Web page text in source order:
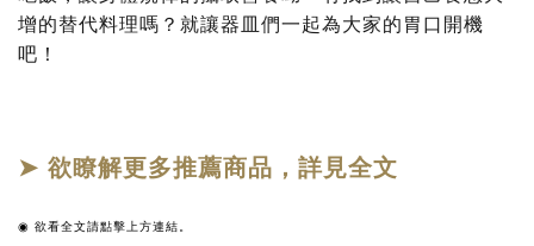
增的替代料理嗎？就讓器皿們一起為大家的胃口開機
吧！
➤ 欲瞭解更多推薦商品，詳見全文
◉ 欲看全文請點擊上方連結。